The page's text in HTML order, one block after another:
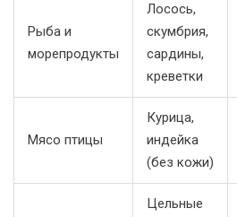
Рыба и
морепродукты
Лосось,
скумбрия,
сардины,
креветки
Мясо птицы
Курица,
индейка
(без кожи)
Цельные